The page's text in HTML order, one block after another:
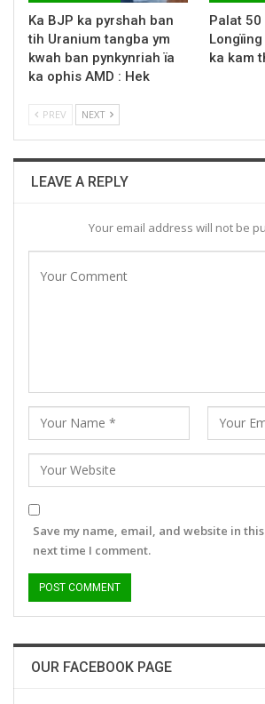
Ka BJP ka pyrshah ban
tih Uranium tangba ym
kwah ban pynkynriah ïa
ka ophis AMD : Hek
Palat
ka kam
PREV NEXT
LEAVE A REPLY
Your email address will not be
Save my name, email, and website in
next time I comment.
OUR FACEBOOK PAGE